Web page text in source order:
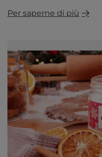
Per saperne di più